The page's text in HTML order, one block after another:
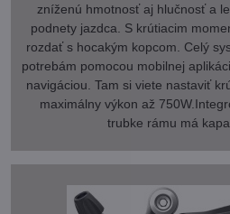
zníženú hmotnosť aj hlučnosť a
podnety jazdca. S krútiacim
rozdať s hocakým kopcom. Celý
potrebám pomocou mobilnej
navigáciou. Tam si viete nastaviť
maximálny výkon až
trubke rámu má